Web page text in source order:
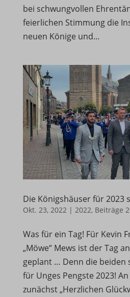
bei schwungvollen
feierlichen Stimmung die
neuen Könige und...
Die Königshäuser für 2023
Okt. 23, 2022 | 2022, Beiträge
Was für ein Tag! Für Kevin
„Möwe“ Mews ist der Tag
geplant … Denn die beiden
für Unges Pengste 2023!
zunächst „Herzlichen
Details
borlabs-cookie
et-recommend-sync-post-*
et-reloaded-post-*
et-saved-post*
perf_*
SLO_GWPT_Show_Hide_tmp
SLO_wptGlobTipTmp
SWG_CS_HTTPS_1
swg_https_a2bc
X-SIG-HTTPS-Umbrella-SAML